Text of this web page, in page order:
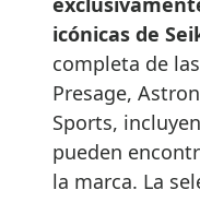
icónicas de
completa de
Presage,
Sports,
pueden
la marca. La